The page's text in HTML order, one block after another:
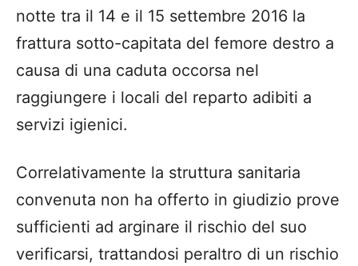
notte tra il 14 e il 15 settembre 2016 la
frattura sotto-capitata del femore destro a
causa di una caduta occorsa nel
raggiungere i locali del reparto adibiti a
servizi igienici.
Correlativamente la struttura sanitaria
convenuta non ha offerto in giudizio prove
sufficienti ad arginare il rischio del suo
verificarsi, trattandosi peraltro di un rischio